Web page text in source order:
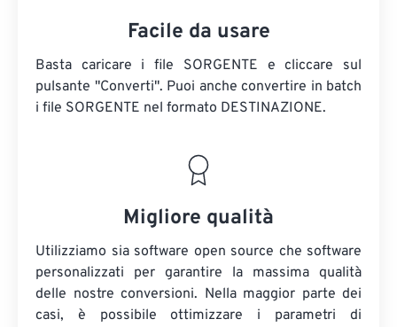
Facile da usare
Basta caricare i file SORGENTE e cliccare sul
pulsante "Converti". Puoi anche convertire in batch
i file SORGENTE nel formato DESTINAZIONE.
Migliore qualità
Utilizziamo sia software open source che software
personalizzati per garantire la massima qualità
delle nostre conversioni. Nella maggior parte dei
casi, è possibile ottimizzare i parametri di